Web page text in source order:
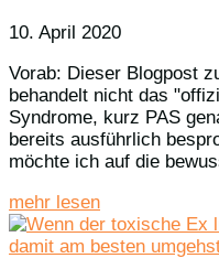
10. April 2020
Vorab: Dieser Blogpost
behandelt nicht das
Syndrome, kurz PAS
bereits ausführlich
möchte ich auf die
mehr lesen